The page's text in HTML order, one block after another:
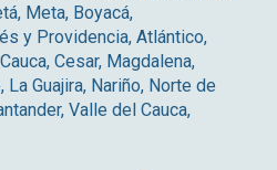
Meta, Boyacá,
y Providencia, Atlántico,
Cesar, Magdalena,
La Guajira, Nariño, Norte de
Valle del Cauca,